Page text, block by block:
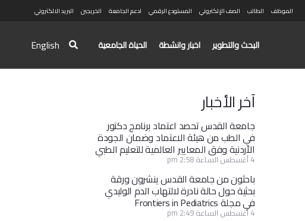
الموظف الطالب الصف الإلكتروني المستودع الرقمي ادعم الجامعة الخريجين البريد الالكتروني
البحث والتطوير اخبار وانشطة الحياة الجامعية English
آخر الأخبار
جامعة القدس تحصد اعتماد برنامج دكتور
في الطب من هيئة الاعتماد وضمان الجودة
الأردنية وفق المعايير العالمية للتعليم الطبي
4 أغسطس الساعة 2:58 pm
باحثون من جامعة القدس ينشرون ورقة
بحثية حول حالة نادرة لالتهاب الدم الوليدي
في مجلة Frontiers in Pediatrics
4 أغسطس الساعة 2:49 pm